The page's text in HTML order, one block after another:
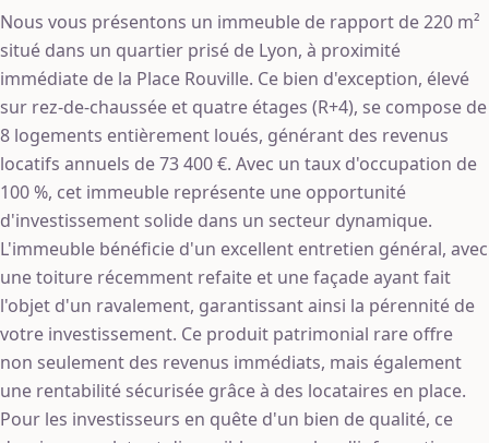
Nous vous présentons un immeuble de rapport de 220 m²
situé dans un quartier prisé de Lyon, à proximité
immédiate de la Place Rouville. Ce bien d'exception, élevé
sur rez-de-chaussée et quatre étages (R+4), se compose de
8 logements entièrement loués, générant des revenus
locatifs annuels de 73 400 €. Avec un taux d'occupation de
100 %, cet immeuble représente une opportunité
d'investissement solide dans un secteur dynamique.
L'immeuble bénéficie d'un excellent entretien général, avec
une toiture récemment refaite et une façade ayant fait
l'objet d'un ravalement, garantissant ainsi la pérennité de
votre investissement. Ce produit patrimonial rare offre
non seulement des revenus immédiats, mais également
une rentabilité sécurisée grâce à des locataires en place.
Pour les investisseurs en quête d'un bien de qualité, ce